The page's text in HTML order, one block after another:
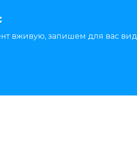
вживую, запишем для вас